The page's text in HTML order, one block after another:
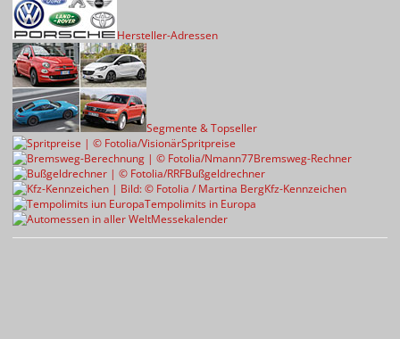
Hersteller-Adressen
Segmente & Topseller
Spritpreise
Bremsweg-Rechner
Bußgeldrechner
Kfz-Kennzeichen
Tempolimits in Europa
Messekalender